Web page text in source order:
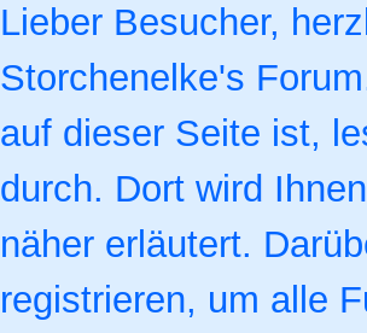
Lieber Besucher,
Storchenelke's
auf dieser Seite ist,
durch. Dort wird
näher erläutert.
registrieren, um alle